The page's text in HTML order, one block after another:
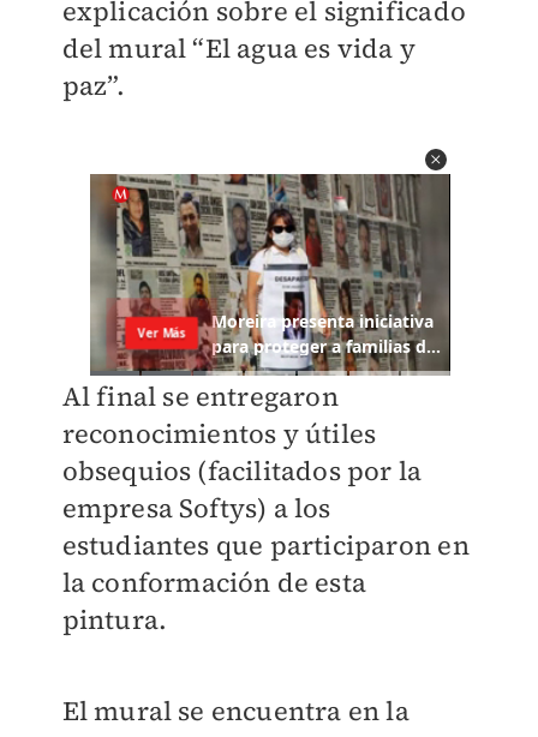
explicación sobre el significado
del mural “El agua es vida y
paz”.
Al final se entregaron
reconocimientos y útiles
obsequios (facilitados por la
empresa Softys) a los
estudiantes que participaron en
la conformación de esta
pintura.
El mural se encuentra en la